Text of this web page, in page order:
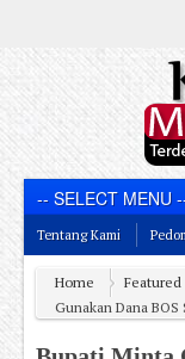
Tentang Kami
Home Featured
Gunakan Dana BOS